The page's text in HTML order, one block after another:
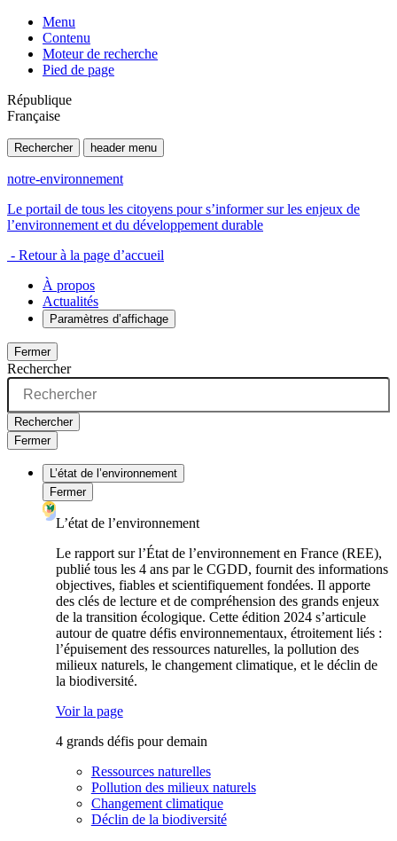
Menu
Contenu
Moteur de recherche
Pied de page
République
Française
Rechercher header menu
notre-environnement
Le portail de tous les citoyens pour s’informer sur les enjeux de
l’environnement et du développement durable
- Retour à la page d’accueil
À propos
Actualités
Paramètres d’affichage
Fermer
Rechercher
Rechercher
Fermer
L’état de l’environnement
Fermer
L’état de l’environnement
Le rapport sur l’État de l’environnement en France (REE),
publié tous les 4 ans par le CGDD, fournit des informations
objectives, fiables et scientifiquement fondées. Il apporte
des clés de lecture et de compréhension des grands enjeux
de la transition écologique. Cette édition 2024 s’articule
autour de quatre défis environnementaux, étroitement liés :
l’épuisement des ressources naturelles, la pollution des
milieux naturels, le changement climatique, et le déclin de
la biodiversité.
Voir la page
4 grands défis pour demain
Ressources naturelles
Pollution des milieux naturels
Changement climatique
Déclin de la biodiversité